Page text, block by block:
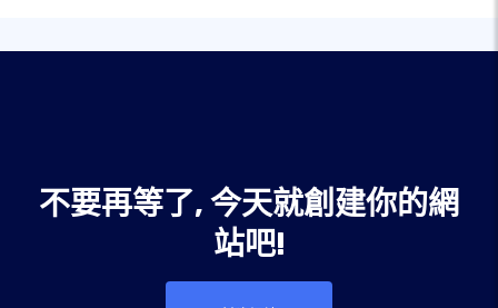
不要再等了, 今天就創建你的網
站吧!